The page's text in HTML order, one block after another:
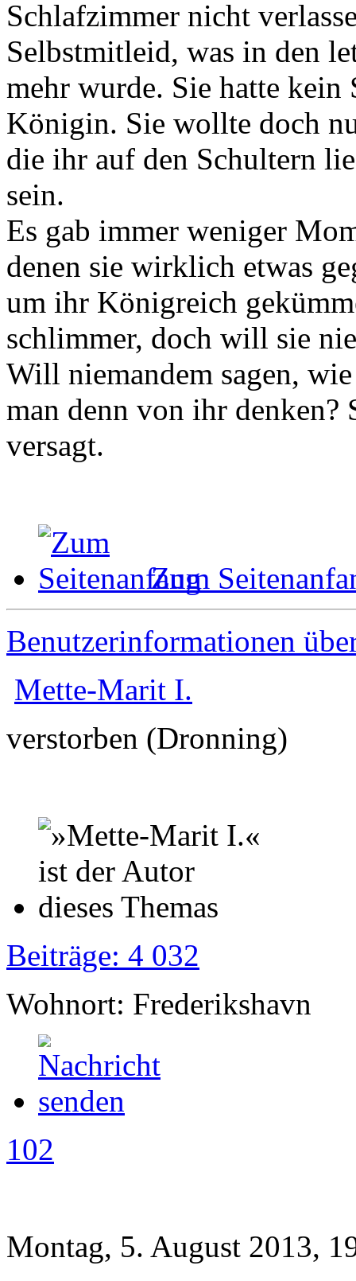
Schlafzimmer nicht
Selbstmitleid, was in den
mehr wurde. Sie hatte kein
Königin. Sie wollte doch
die ihr auf den Schultern
sein.
Es gab immer weniger
denen sie wirklich etwas
um ihr Königreich
schlimmer, doch will sie
Will niemandem sagen,
man denn von ihr denken?
versagt.
Zum
Benutzerinformationen
Mette-Marit I.
verstorben (Dronning)
Beiträge: 4 032
Wohnort: Frederikshavn
102
Montag, 5. August 2013,